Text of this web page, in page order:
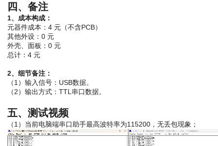
四、备注
1、成本构成：
元器件成本：4 元（不含PCB）
其他外设：0 元
外壳、面板：0 元
总计：4 元
2、细节备注：
（1）输入信号：USB数据。
（2）输出方式：TTL串口数据。
五、测试视频
（1）当前电脑端串口助手最高波特率为115200，无丢包现象；